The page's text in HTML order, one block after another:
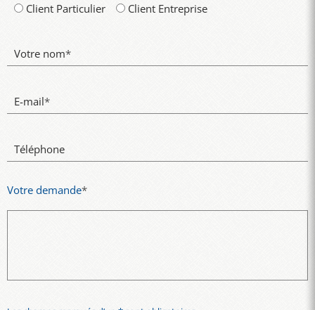
Client Particulier
Client Entreprise
Votre nom*
E-mail*
Téléphone
Votre demande*